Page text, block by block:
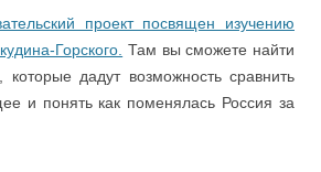
проект посвящен изучению
Горского. Там вы сможете найти
которые дадут возможность сравнить
и понять как поменялась Россия за